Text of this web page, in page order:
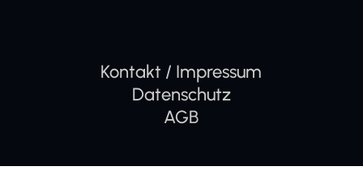
Kontakt / Impressum
Datenschutz
AGB